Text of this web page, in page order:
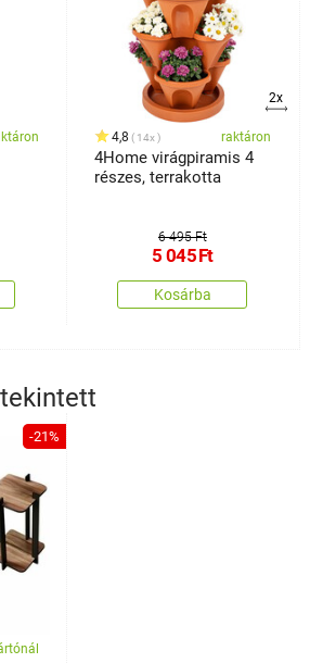
2x
4,8 14x raktáron
4Home virágpiramis 4
részes, terrakotta
6 495 Ft
5 045Ft
Kosárba
-21%